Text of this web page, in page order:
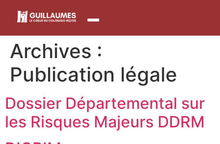
principal
Archives :
Publication légale
Dossier Départemental sur
les Risques Majeurs DDRM